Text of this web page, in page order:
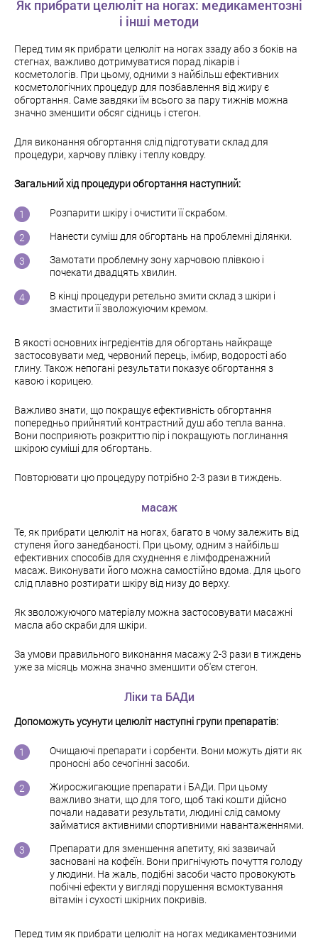
Як прибрати целюліт на ногах: медикаментозні
і інші методи
Перед тим як прибрати целюліт на ногах ззаду або з боків на
стегнах, важливо дотримуватися порад лікарів і
косметологів. При цьому, одними з найбільш ефективних
косметологічних процедур для позбавлення від жиру є
обгортання. Саме завдяки їм всього за пару тижнів можна
значно зменшити обсяг сідниць і стегон.
Для виконання обгортання слід підготувати склад для
процедури, харчову плівку і теплу ковдру.
Загальний хід процедури обгортання наступний:
Розпарити шкіру і очистити її скрабом.
Нанести суміш для обгортань на проблемні ділянки.
Замотати проблемну зону харчовою плівкою і
почекати двадцять хвилин.
В кінці процедури ретельно змити склад з шкіри і
змастити її зволожуючим кремом.
В якості основних інгредієнтів для обгортань найкраще
застосовувати мед, червоний перець, імбир, водорості або
глину. Також непогані результати показує обгортання з
кавою і корицею.
Важливо знати, що покращує ефективність обгортання
попередньо прийнятий контрастний душ або тепла ванна.
Вони посприяють розкриттю пір і покращують поглинання
шкірою суміші для обгортань.
Повторювати цю процедуру потрібно 2-3 рази в тиждень.
масаж
Те, як прибрати целюліт на ногах, багато в чому залежить від
ступеня його занедбаності. При цьому, одним з найбільш
ефективних способів для схуднення є лімфодренажний
масаж. Виконувати його можна самостійно вдома. Для цього
слід плавно розтирати шкіру від низу до верху.
Як зволожуючого матеріалу можна застосовувати масажні
масла або скраби для шкіри.
За умови правильного виконання масажу 2-3 рази в тиждень
уже за місяць можна значно зменшити об'єм стегон.
Ліки та БАДи
Допоможуть усунути целюліт наступні групи препаратів:
Очищаючі препарати і сорбенти. Вони можуть діяти як
проносні або сечогінні засоби.
Жиросжигающие препарати і БАДи. При цьому
важливо знати, що для того, щоб такі кошти дійсно
почали надавати результати, людині слід самому
займатися активними спортивними навантаженнями.
Препарати для зменшення апетиту, які зазвичай
засновані на кофеїн. Вони пригнічують почуття голоду
у людини. На жаль, подібні засоби часто провокують
побічні ефекти у вигляді порушення всмоктування
вітамін і сухості шкірних покривів.
Перед тим як прибрати целюліт на ногах медикаментозними